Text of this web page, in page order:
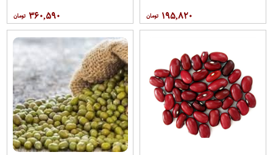
۱۹۵,۸۲۰ ۳۶۰,۵۹۰